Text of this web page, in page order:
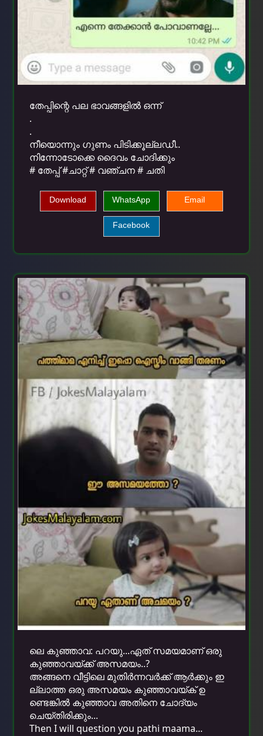
തേപ്പിന്റെ പല ഭാവങ്ങളിൽ ഒന്ന്
.
.
നീയൊന്നും ഗുണം പിടിക്കൂല്ലഡീ..
നിന്നോടോക്കെ ദൈവം ചോദിക്കും
# തേപ്പ് #ചാറ്റ് # വഞ്ചന # ചതി
Download WhatsApp Email
Facebook
ലെ കുഞ്ഞാവ: പറയു...ഏത് സമയമാണ് ഒരു
കുഞ്ഞാവയ്ക്ക് അസമയം..?
അങ്ങനെ വീട്ടിലെ മുതിർന്നവർക്ക് ആർക്കും ഇ
ല്ലാത്ത ഒരു അസമയം കുഞ്ഞാവയ്ക് ഉ
ണ്ടെങ്കിൽ കുഞ്ഞാവ അതിനെ ചോദ്യം
ചെയ്തിരിക്കും...
Then I will question you pathi maama...